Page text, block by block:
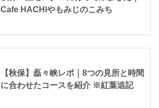
Cafe HACHIやもみじのこみち
【秋保】磊々峡レポ｜8つの見所と時間
に合わせたコースを紹介 ※紅葉追記